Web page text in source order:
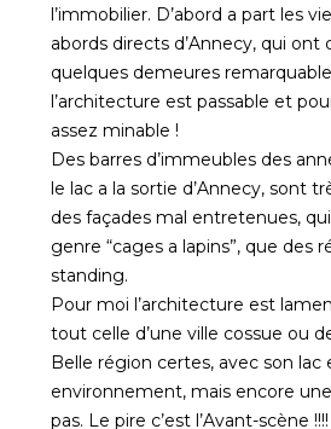
l’immobilier. D’abord a part les
abords directs d’Annecy, qui ont
quelques demeures
l’architecture est passable et
assez minable !
Des barres d’immeubles des
le lac a la sortie d’Annecy, sont
des façades mal entretenues,
genre “cages a lapins”, que des
standing.
Pour moi l’architecture est
tout celle d’une ville cossue ou
Belle région certes, avec son lac
environnement, mais encore
pas. Le pire c’est l’Avant-scène